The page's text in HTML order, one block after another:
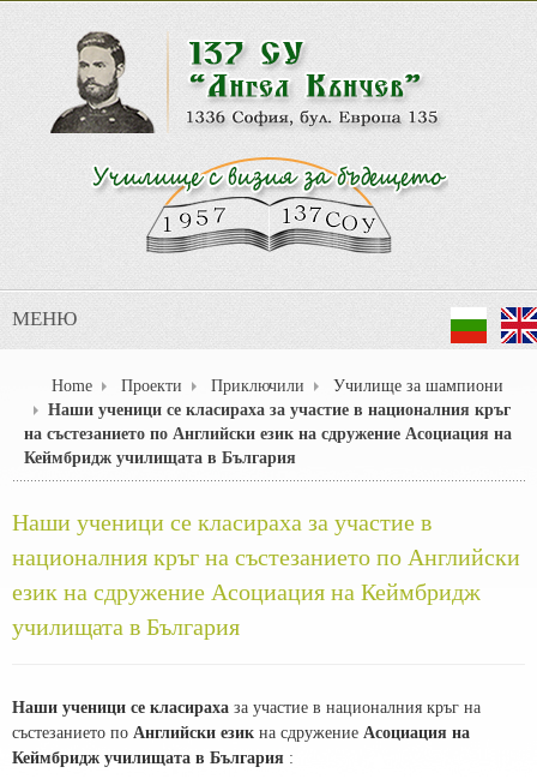
МЕНЮ
Home Проекти Приключили
Училище за шампиони
Наши ученици се класираха за участие в националния кръг
на състезанието по Английски език на сдружение Асоциация на
Кеймбридж училищата в България
Наши ученици се класираха за участие в
националния кръг на състезанието по Английски
език на сдружение Асоциация на Кеймбридж
училищата в България
Наши ученици се класираха за участие в националния кръг на
състезанието по Английски език на сдружение Асоциация на
Кеймбридж училищата в България :